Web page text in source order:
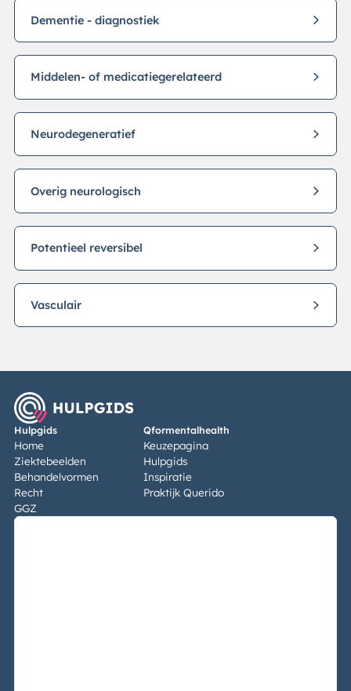
Dementie - diagnostiek
Middelen- of medicatiegerelateerd
Neurodegeneratief
Overig neurologisch
Potentieel reversibel
Vasculair
Hulpgids
Home
Ziektebeelden
Behandelvormen
Recht
GGZ
Qformentalhealth
Keuzepagina
Hulpgids
Inspiratie
Praktijk Querido